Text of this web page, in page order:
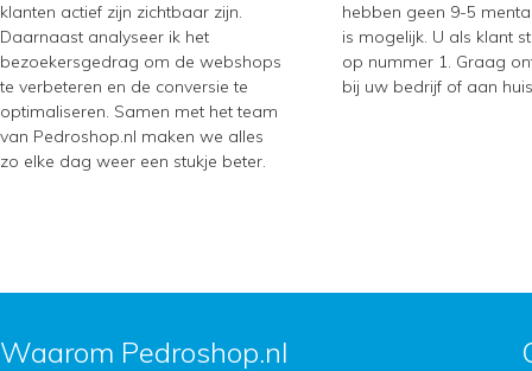
klanten actief zijn zichtbaar zijn.
Daarnaast analyseer ik het
bezoekersgedrag om de webshops
te verbeteren en de conversie te
optimaliseren. Samen met het team
van Pedroshop.nl maken we alles
zo elke dag weer een stukje beter.
hebben geen 9-5
is mogelijk. U als klant
op nummer 1. Graag
bij uw bedrijf of aan
Waarom Pedroshop.nl